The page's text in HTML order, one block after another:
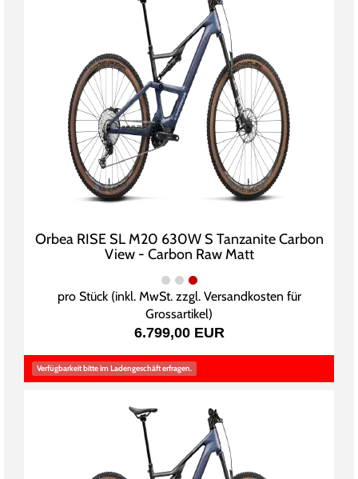
Orbea RISE SL M20 630W S Tanzanite Carbon
View - Carbon Raw Matt
pro Stück (inkl. MwSt. zzgl. Versandkosten für
Grossartikel)
6.799,00 EUR
Verfügbarkeit bitte im Ladengeschäft erfragen.